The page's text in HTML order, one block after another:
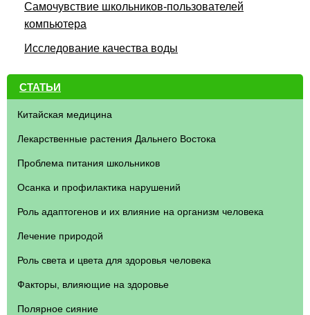
СТАТЬИ
Китайская медицина
Лекарственные растения Дальнего Востока
Проблема питания школьников
Осанка и профилактика нарушений
Роль адаптогенов и их влияние на организм человека
Лечение природой
Роль света и цвета для здоровья человека
Факторы, влияющие на здоровье
Полярное сияние
Самочувствие школьников-пользователей
компьютера
Исследование качества воды